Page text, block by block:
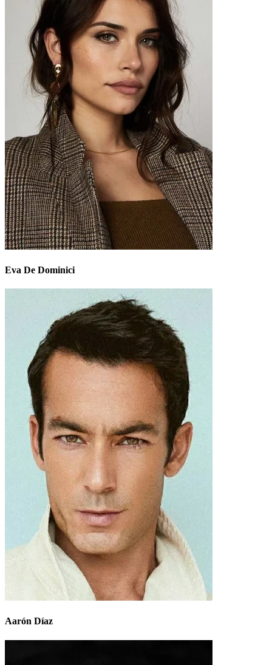
Eva De Dominici
Aarón Díaz